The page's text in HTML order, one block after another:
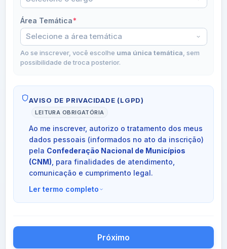
Área Temática*
Ao se inscrever, você escolhe uma única temática , sem
possibilidade de troca posterior.
AVISO DE PRIVACIDADE (LGPD)
LEITURA OBRIGATÓRIA
Ao me inscrever, autorizo o tratamento dos meus
dados pessoais (informados no ato da inscrição)
pela Confederação Nacional de Municípios
(CNM) , para finalidades de atendimento,
comunicação e cumprimento legal.
Ler termo completo
Próximo